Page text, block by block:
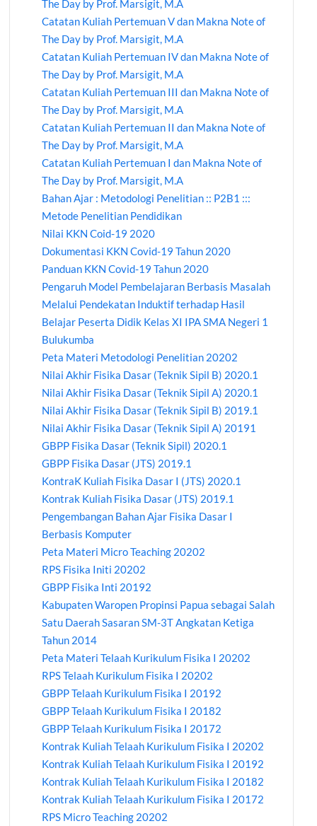
The Day by Prof. Marsigit, M.A
Catatan Kuliah Pertemuan V dan Makna Note of
The Day by Prof. Marsigit, M.A
Catatan Kuliah Pertemuan IV dan Makna Note of
The Day by Prof. Marsigit, M.A
Catatan Kuliah Pertemuan III dan Makna Note of
The Day by Prof. Marsigit, M.A
Catatan Kuliah Pertemuan II dan Makna Note of
The Day by Prof. Marsigit, M.A
Catatan Kuliah Pertemuan I dan Makna Note of
The Day by Prof. Marsigit, M.A
Bahan Ajar : Metodologi Penelitian :: P2B1 :::
Metode Penelitian Pendidikan
Nilai KKN Coid-19 2020
Dokumentasi KKN Covid-19 Tahun 2020
Panduan KKN Covid-19 Tahun 2020
Pengaruh Model Pembelajaran Berbasis Masalah
Melalui Pendekatan Induktif terhadap Hasil
Belajar Peserta Didik Kelas XI IPA SMA Negeri 1
Bulukumba
Peta Materi Metodologi Penelitian 20202
Nilai Akhir Fisika Dasar (Teknik Sipil B) 2020.1
Nilai Akhir Fisika Dasar (Teknik Sipil A) 2020.1
Nilai Akhir Fisika Dasar (Teknik Sipil B) 2019.1
Nilai Akhir Fisika Dasar (Teknik Sipil A) 20191
GBPP Fisika Dasar (Teknik Sipil) 2020.1
GBPP Fisika Dasar (JTS) 2019.1
KontraK Kuliah Fisika Dasar I (JTS) 2020.1
Kontrak Kuliah Fisika Dasar (JTS) 2019.1
Pengembangan Bahan Ajar Fisika Dasar I
Berbasis Komputer
Peta Materi Micro Teaching 20202
RPS Fisika Initi 20202
GBPP Fisika Inti 20192
Kabupaten Waropen Propinsi Papua sebagai Salah
Satu Daerah Sasaran SM-3T Angkatan Ketiga
Tahun 2014
Peta Materi Telaah Kurikulum Fisika I 20202
RPS Telaah Kurikulum Fisika I 20202
GBPP Telaah Kurikulum Fisika I 20192
GBPP Telaah Kurikulum Fisika I 20182
GBPP Telaah Kurikulum Fisika I 20172
Kontrak Kuliah Telaah Kurikulum Fisika I 20202
Kontrak Kuliah Telaah Kurikulum Fisika I 20192
Kontrak Kuliah Telaah Kurikulum Fisika I 20182
Kontrak Kuliah Telaah Kurikulum Fisika I 20172
RPS Micro Teaching 20202